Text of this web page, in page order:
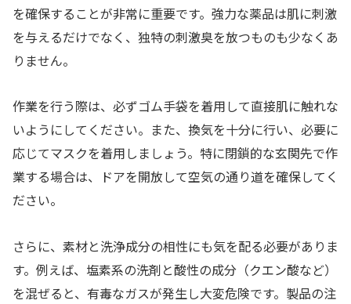
を確保することが非常に重要です。強力な薬品は肌に刺激
を与えるだけでなく、独特の刺激臭を放つものも少なくあ
りません。
作業を行う際は、必ずゴム手袋を着用して直接肌に触れな
いようにしてください。また、換気を十分に行い、必要に
応じてマスクを着用しましょう。特に閉鎖的な玄関先で作
業する場合は、ドアを開放して空気の通り道を確保してく
ださい。
さらに、素材と洗浄成分の相性にも気を配る必要がありま
す。例えば、塩素系の洗剤と酸性の成分（クエン酸など）
を混ぜると、有毒なガスが発生し大変危険です。製品の注